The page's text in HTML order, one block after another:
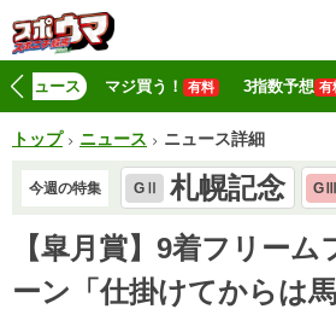
ニュース マジ買う！ 有料 3指数予想 有
トップ ニュース ニュース詳細
今週の特集 GⅡ 札幌記念 GⅢ
【皐月賞】9着フリー
ーン「仕掛けてからは